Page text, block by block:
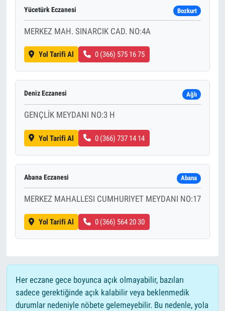
Yücetürk Eczanesi Bozkurt
MERKEZ MAH. SINARCIK CAD. NO:4A
Yol Tarifi Al 0 (366) 575 16 75
Deniz Eczanesi Ağlı
GENÇLİK MEYDANI NO:3 H
Yol Tarifi Al 0 (366) 737 14 14
Abana Eczanesi Abana
MERKEZ MAHALLESI CUMHURIYET MEYDANI NO:17
Yol Tarifi Al 0 (366) 564 20 30
Her eczane gece boyunca açık olmayabilir, bazıları
sadece gerektiğinde açık kalabilir veya beklenmedik
durumlar nedeniyle nöbete gelemeyebilir. Bu nedenle, yola